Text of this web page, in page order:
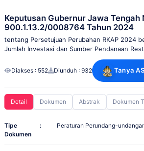
Keputusan Gubernur Jawa Tengah
900.1.13.2/0008764 Tahun 2024
tentang Persetujuan Perubahan RKAP 2024
Jumlah Investasi dan Sumber Pendanaan
Diakses : 552 Diunduh : 932 Tanya
Detail Dokumen Abstrak Dokumen
Tipe
Dokumen
: Peraturan Perundang-